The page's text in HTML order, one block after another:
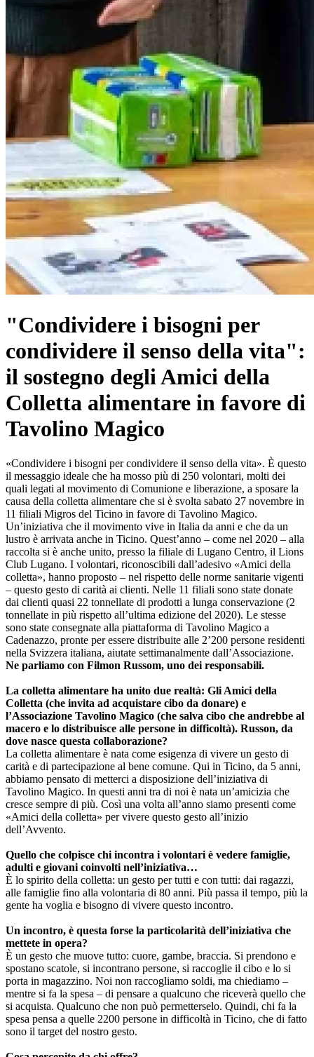
"Condividere i bisogni per
condividere il senso della vita":
il sostegno degli Amici della
Colletta alimentare in favore di
Tavolino Magico
«Condividere i bisogni per condividere il senso della vita». È questo
il messaggio ideale che ha mosso più di 250 volontari, molti dei
quali legati al movimento di Comunione e liberazione, a sposare la
causa della colletta alimentare che si è svolta sabato 27 novembre in
11 filiali Migros del Ticino in favore di Tavolino Magico.
Un’iniziativa che il movimento vive in Italia da anni e che da un
lustro è arrivata anche in Ticino. Quest’anno – come nel 2020 – alla
raccolta si è anche unito, presso la filiale di Lugano Centro, il Lions
Club Lugano. I volontari, riconoscibili dall’adesivo «Amici della
colletta», hanno proposto – nel rispetto delle norme sanitarie vigenti
– questo gesto di carità ai clienti. Nelle 11 filiali sono state donate
dai clienti quasi 22 tonnellate di prodotti a lunga conservazione (2
tonnellate in più rispetto all’ultima edizione del 2020). Le stesse
sono state consegnate alla piattaforma di Tavolino Magico a
Cadenazzo, pronte per essere distribuite alle 2’200 persone residenti
nella Svizzera italiana, aiutate settimanalmente dall’Associazione.
Ne parliamo con Filmon Russom, uno dei responsabili.
La colletta alimentare ha unito due realtà: Gli Amici della
Colletta (che invita ad acquistare cibo da donare) e
l’Associazione Tavolino Magico (che salva cibo che andrebbe al
macero e lo distribuisce alle persone in difficoltà). Russon, da
dove nasce questa collaborazione?
La colletta alimentare è nata come esigenza di vivere un gesto di
carità e di partecipazione al bene comune. Qui in Ticino, da 5 anni,
abbiamo pensato di metterci a disposizione dell’iniziativa di
Tavolino Magico. In questi anni tra di noi è nata un’amicizia che
cresce sempre di più. Così una volta all’anno siamo presenti come
«Amici della colletta» per vivere questo gesto all’inizio
dell’Avvento.
Quello che colpisce chi incontra i volontari è vedere famiglie,
adulti e giovani coinvolti nell’iniziativa…
È lo spirito della colletta: un gesto per tutti e con tutti: dai ragazzi,
alle famiglie fino alla volontaria di 80 anni. Più passa il tempo, più la
gente ha voglia e bisogno di vivere questo incontro.
Un incontro, è questa forse la particolarità dell’iniziativa che
mettete in opera?
È un gesto che muove tutto: cuore, gambe, braccia. Si prendono e
spostano scatole, si incontrano persone, si raccoglie il cibo e lo si
porta in magazzino. Noi non raccogliamo soldi, ma chiediamo –
mentre si fa la spesa – di pensare a qualcuno che riceverà quello che
si acquista. Qualcuno che non può permetterselo. Quindi, chi fa la
spesa pensa a quelle 2200 persone in difficoltà in Ticino, che di fatto
sono il target del nostro gesto.